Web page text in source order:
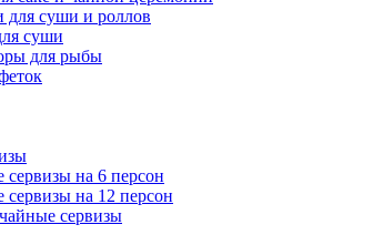
для суши и роллов
суши
для рыбы
сервизы на 6 персон
сервизы на 12 персон
сервизы